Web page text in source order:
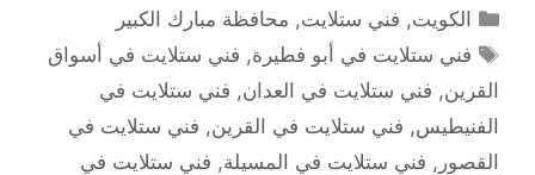
التصنيفات
الكويت, فني ستلايت, محافظة مبارك الكبير
الوسوم
فني ستلايت في أبو فطيرة, فني ستلايت في أسواق
القرين, فني ستلايت في العدان, فني ستلايت في
الفنيطيس, فني ستلايت في القرين, فني ستلايت في
القصور , فني ستلايت في المسيلة, فني ستلايت في